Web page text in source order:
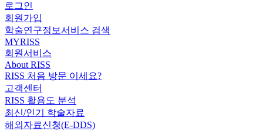
로그인
회원가입
학술연구정보서비스 검색
MYRISS
회원서비스
About RISS
RISS 처음 방문 이세요?
고객센터
RISS 활용도 분석
최신/인기 학술자료
해외자료신청(E-DDS)